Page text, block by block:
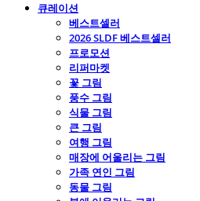
큐레이션
베스트셀러
2026 SLDF 베스트셀러
프로모션
리퍼마켓
꽃 그림
풍수 그림
식물 그림
큰 그림
여행 그림
매장에 어울리는 그림
가족 연인 그림
동물 그림